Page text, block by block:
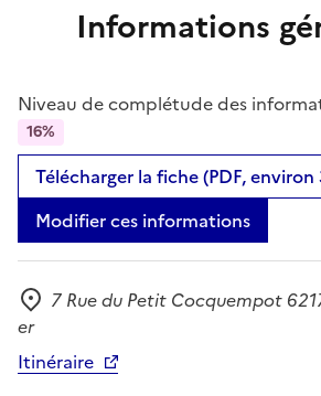
Informations
Niveau de complétude des
16%
Télécharger la fiche (PDF, environ
Modifier ces informations
Adresse
7 Rue du Petit Cocquempot
er
Itinéraire